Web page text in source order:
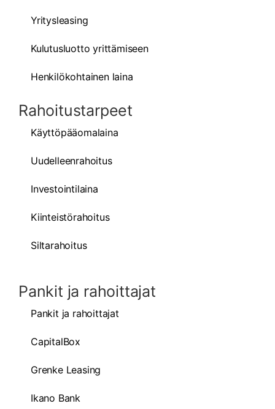
Yritysleasing
Kulutusluotto yrittämiseen
Henkilökohtainen laina
Rahoitustarpeet
Käyttöpääomalaina
Uudelleenrahoitus
Investointilaina
Kiinteistörahoitus
Siltarahoitus
Pankit ja rahoittajat
Pankit ja rahoittajat
CapitalBox
Grenke Leasing
Ikano Bank